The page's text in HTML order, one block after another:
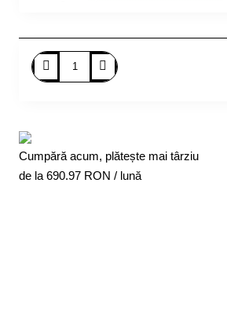
Cumpără acum, plătește mai târziu
de la 690.97 RON / lună